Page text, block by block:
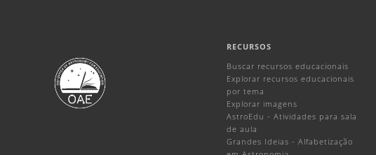
RECURSOS
Buscar recursos educacionais
Explorar recursos educacionais
por tema
Explorar imagens
AstroEdu - Atividades para sala
de aula
Grandes Ideias - Alfabetização